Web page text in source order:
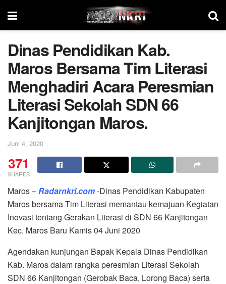
Dinas Pendidikan Kab.
Maros Bersama Tim Literasi
Menghadiri Acara Peresmian
Literasi Sekolah SDN 66
Kanjitongan Maros.
Juni 4, 2020
371
SHARES
Maros –Radarnkri.com-Dinas Pendidikan Kabupaten
Maros bersama Tim Literasi memantau kemajuan Kegiatan
Inovasi tentang Gerakan Literasi di SDN 66 Kanjitongan
Kec. Maros Baru Kamis 04 Juni 2020
Agendakan kunjungan Bapak Kepala Dinas Pendidikan
Kab. Maros dalam rangka peresmian Literasi Sekolah
SDN 66 Kanjitongan (Gerobak Baca, Lorong Baca) serta